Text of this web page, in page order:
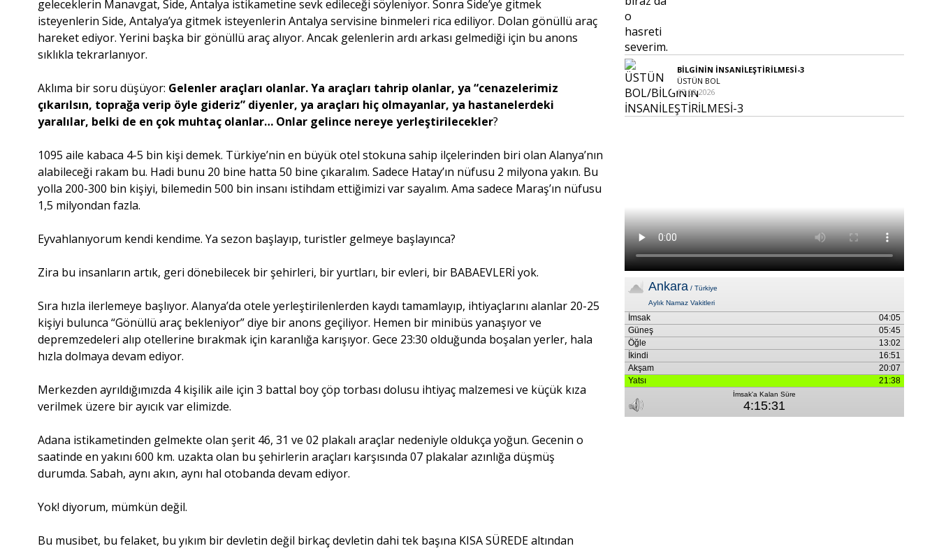
geleceklerin Manavgat, Side, Antalya istikametine sevk edileceği söyleniyor. Sonra Side’ye gitmek
isteyenlerin Side, Antalya’ya gitmek isteyenlerin Antalya servisine binmeleri rica ediliyor. Dolan gönüllü araç
hareket ediyor. Yerini başka bir gönüllü araç alıyor. Ancak gelenlerin ardı arkası gelmediği için bu anons
sıklıkla tekrarlanıyor.
Aklıma bir soru düşüyor: Gelenler araçları olanlar. Ya araçları tahrip olanlar, ya “cenazelerimiz
çıkarılsın, toprağa verip öyle gideriz” diyenler, ya araçları hiç olmayanlar, ya hastanelerdeki
yaralılar, belki de en çok muhtaç olanlar… Onlar gelince nereye yerleştirilecekler?
1095 aile kabaca 4-5 bin kişi demek. Türkiye’nin en büyük otel stokuna sahip ilçelerinden biri olan Alanya’nın
alabileceği rakam bu. Hadi bunu 20 bine hatta 50 bine çıkaralım. Sadece Hatay’ın nüfusu 2 milyona yakın. Bu
yolla 200-300 bin kişiyi, bilemedin 500 bin insanı istihdam ettiğimizi var sayalım. Ama sadece Maraş’ın nüfusu
1,5 milyondan fazla.
Eyvahlanıyorum kendi kendime. Ya sezon başlayıp, turistler gelmeye başlayınca?
Zira bu insanların artık, geri dönebilecek bir şehirleri, bir yurtları, bir evleri, bir BABAEVLERİ yok.
Sıra hızla ilerlemeye başlıyor. Alanya’da otele yerleştirilenlerden kaydı tamamlayıp, ihtiyaçlarını alanlar 20-25
kişiyi bulunca “Gönüllü araç bekleniyor” diye bir anons geçiliyor. Hemen bir minibüs yanaşıyor ve
depremzedeleri alıp otellerine bırakmak için karanlığa karışıyor. Gece 23:30 olduğunda boşalan yerler, hala
hızla dolmaya devam ediyor.
Merkezden ayrıldığımızda 4 kişilik aile için 3 battal boy çöp torbası dolusu ihtiyaç malzemesi ve küçük kıza
verilmek üzere bir ayıcık var elimizde.
Adana istikametinden gelmekte olan şerit 46, 31 ve 02 plakalı araçlar nedeniyle oldukça yoğun. Gecenin o
saatinde en yakını 600 km. uzakta olan bu şehirlerin araçları karşısında 07 plakalar azınlığa düşmüş
durumda. Sabah, aynı akın, aynı hal otobanda devam ediyor.
Yok! diyorum, mümkün değil.
Bu musibet, bu felaket, bu yıkım bir devletin değil birkaç devletin dahi tek başına KISA SÜREDE altından
BİLGİNİN İNSANİLEŞTİRİLMESİ-3
ÜSTÜN BOL
07.08.2026